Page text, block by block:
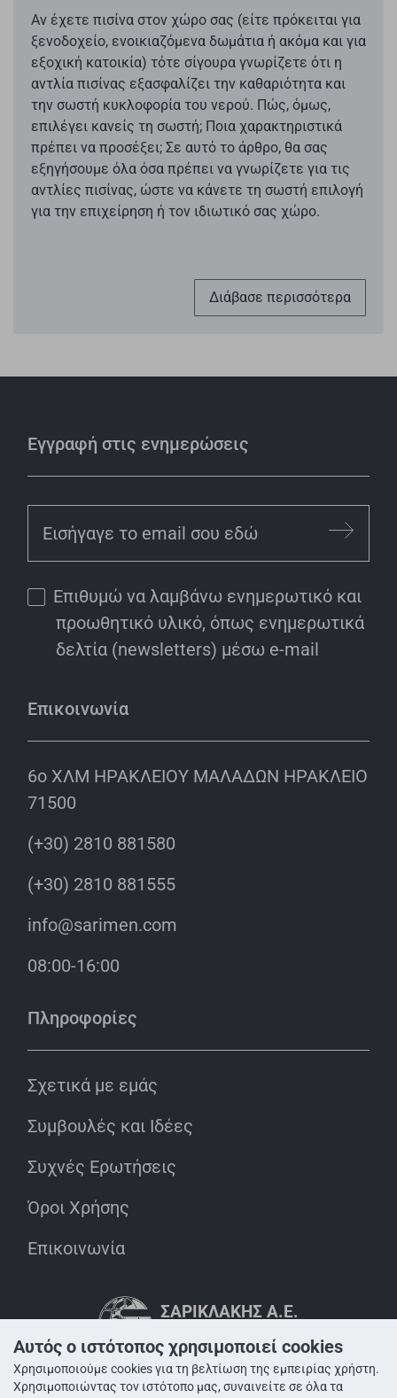
Αν έχετε πισίνα στον χώρο σας (είτε πρόκειται για
ξενοδοχείο, ενοικιαζόμενα δωμάτια ή ακόμα και για
εξοχική κατοικία) τότε σίγουρα γνωρίζετε ότι η
αντλία πισίνας εξασφαλίζει την καθαριότητα και
την σωστή κυκλοφορία του νερού. Πώς, όμως,
επιλέγει κανείς τη σωστή; Ποια χαρακτηριστικά
πρέπει να προσέξει; Σε αυτό το άρθρο, θα σας
εξηγήσουμε όλα όσα πρέπει να γνωρίζετε για τις
αντλίες πισίνας, ώστε να κάνετε τη σωστή επιλογή
για την επιχείρηση ή τον ιδιωτικό σας χώρο.
Διάβασε περισσότερα
Εγγραφή στις ενημερώσεις
Επιθυμώ να λαμβάνω ενημερωτικό και
προωθητικό υλικό, όπως ενημερωτικά
δελτία (newsletters) μέσω e-mail
Επικοινωνία
6o ΧΛΜ ΗΡΑΚΛΕΙΟΥ ΜΑΛΑΔΩΝ ΗΡΑΚΛΕΙΟ
71500
(+30) 2810 881580
(+30) 2810 881555
info@sarimen.com
08:00-16:00
Πληροφορίες
Σχετικά με εμάς
Συμβουλές και Ιδέες
Συχνές Ερωτήσεις
Όροι Χρήσης
Επικοινωνία
ΣΑΡΙΚΛΆΚΗΣ Α.Ε.
Αυτός ο ιστότοπος χρησιμοποιεί cookies
Χρησιμοποιούμε cookies για τη βελτίωση της εμπειρίας χρήστη.
Χρησιμοποιώντας τον ιστότοπο μας, συναινείτε σε όλα τα